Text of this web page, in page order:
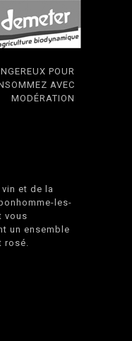
POUR
AVEC
MODÉRATION
et de la
les-
vous
un ensemble
rosé.